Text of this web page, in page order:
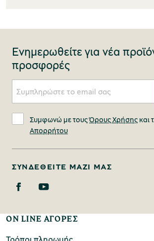
Ενημερωθείτε για νέα
προσφορές
Συμφωνώ με τουςΌρους Χρήσης και
Απορρήτου
ΣΥΝΔΕΘΕΊΤΕ ΜΑΖΊ ΜΑΣ
ON LINE ΑΓΟΡΕΣ